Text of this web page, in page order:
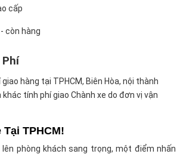
cấp
còn hàng
Phí
giao hàng tại TPHCM, Biên Hòa, nội thành
khác tính phí giao Chành xe do đơn vị vận
Tại TPHCM!
phòng khách sang trọng, một điểm nhấn